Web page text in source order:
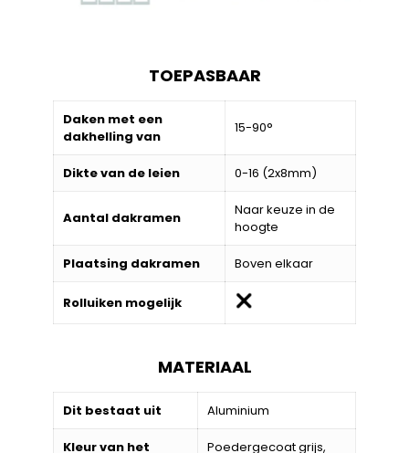
TOEPASBAAR
Daken met een
dakhelling van
15-90°
Dikte van de leien 0-16 (2x8mm)
Aantal dakramen
Naar keuze in de
hoogte
Plaatsing dakramen Boven elkaar
Rolluiken mogelijk
MATERIAAL
Dit bestaat uit Aluminium
Kleur van het Poedergecoat grijs,